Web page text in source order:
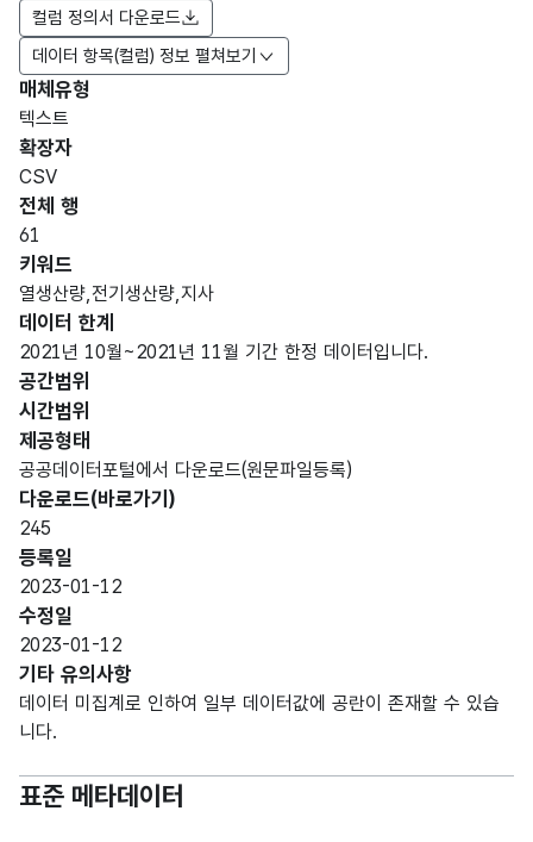
데이터 항목(컬럼) 정보 펼쳐보기
컬럼 정의서 다운로드
데이터 항목 표로 항목명, 항목명(영문명), 항목 설명, 도메인
항목
명
실적
일자
실적
CHA
단위
(열생
산)
문자
열생
산
(목동)
(목동)
MER
매체유형
텍스트
확장자
CSV
전체 행
61
키워드
열생산량,전기생산량,지사
데이터 한계
2021년 10월~2021년 11월 기간 한정 데이터입니다.
공간범위
시간범위
제공형태
공공데이터포털에서 다운로드(원문파일등록)
다운로드(바로가기)
245
등록일
2023-01-12
수정일
2023-01-12
기타 유의사항
데이터 미집계로 인하여 일부 데이터값에 공란이 존재할 수 있습
니다.
표준 메타데이터